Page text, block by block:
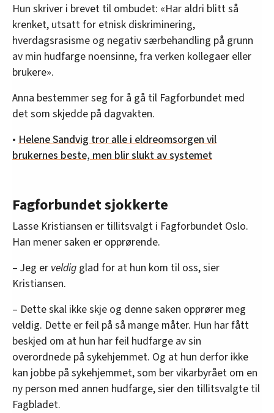
Hun skriver i brevet til ombudet: «Har aldri blitt så
krenket, utsatt for etnisk diskriminering,
hverdagsrasisme og negativ særbehandling på grunn
av min hudfarge noensinne, fra verken kollegaer eller
brukere».
Anna bestemmer seg for å gå til Fagforbundet med
det som skjedde på dagvakten.
• Helene Sandvig tror alle i eldreomsorgen vil
brukernes beste, men blir slukt av systemet
Fagforbundet sjokkerte
Lasse Kristiansen er tillitsvalgt i Fagforbundet Oslo.
Han mener saken er opprørende.
– Jeg er veldig glad for at hun kom til oss, sier
Kristiansen.
– Dette skal ikke skje og denne saken opprører meg
veldig. Dette er feil på så mange måter. Hun har fått
beskjed om at hun har feil hudfarge av sin
overordnede på sykehjemmet. Og at hun derfor ikke
kan jobbe på sykehjemmet, som ber vikarbyrået om en
ny person med annen hudfarge, sier den tillitsvalgte til
Fagbladet.